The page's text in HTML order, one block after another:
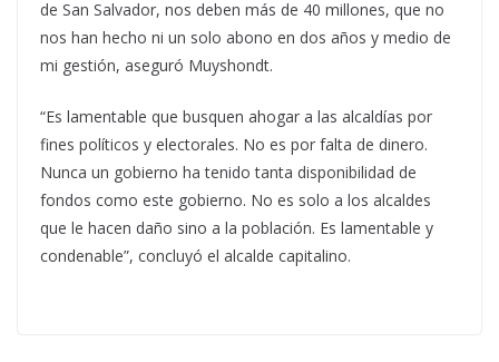
de San Salvador, nos deben más de 40 millones, que no
nos han hecho ni un solo abono en dos años y medio de
mi gestión, aseguró Muyshondt.
“Es lamentable que busquen ahogar a las alcaldías por
fines políticos y electorales. No es por falta de dinero.
Nunca un gobierno ha tenido tanta disponibilidad de
fondos como este gobierno. No es solo a los alcaldes
que le hacen daño sino a la población. Es lamentable y
condenable”, concluyó el alcalde capitalino.